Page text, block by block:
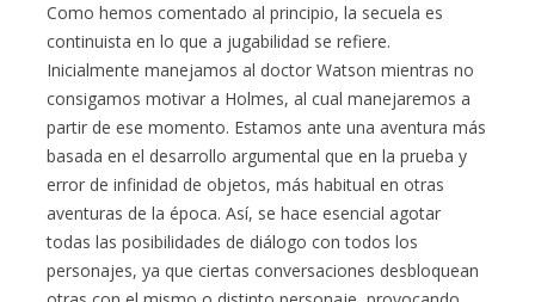
Como hemos comentado al principio, la secuela es
continuista en lo que a jugabilidad se refiere.
Inicialmente manejamos al doctor Watson mientras no
consigamos motivar a Holmes, al cual manejaremos a
partir de ese momento. Estamos ante una aventura más
basada en el desarrollo argumental que en la prueba y
error de infinidad de objetos, más habitual en otras
aventuras de la época. Así, se hace esencial agotar
todas las posibilidades de diálogo con todos los
personajes, ya que ciertas conversaciones desbloquean